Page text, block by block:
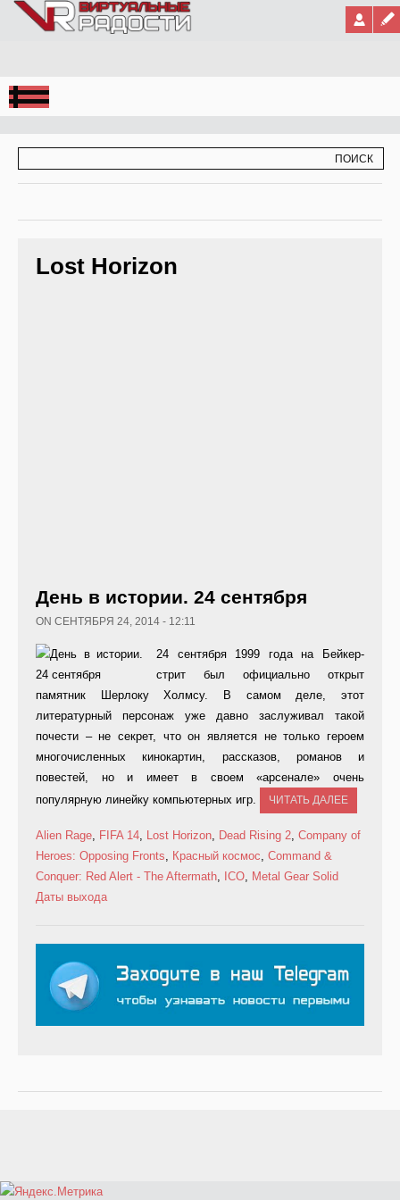
Jump to Navigation
Lost Horizon
День в истории. 24 сентября
ON СЕНТЯБРЯ 24, 2014 - 12:11
24 сентября 1999 года на Бейкер-
стрит был официально открыт
памятник Шерлоку Холмсу. В самом деле, этот
литературный персонаж уже давно заслуживал такой
почести – не секрет, что он является не только героем
многочисленных кинокартин, рассказов, романов и
повестей, но и имеет в своем «арсенале» очень
популярную линейку компьютерных игр.
ЧИТАТЬ ДАЛЕЕ
Alien Rage, FIFA 14, Lost Horizon, Dead Rising 2, Company of
Heroes: Opposing Fronts, Красный космос, Command &
Conquer: Red Alert - The Aftermath, ICO, Metal Gear Solid
Даты выхода